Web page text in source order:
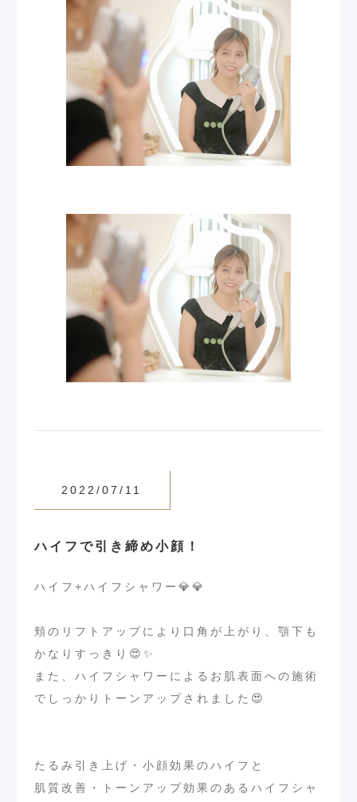
2022/07/11
ハイフで引き締め小顔！
ハイフ+ハイフシャワー💎💎
頬のリフトアップにより口角が上がり、顎下も
かなりすっきり😍✨
また、ハイフシャワーによるお肌表面への施術
でしっかりトーンアップされました😍
たるみ引き上げ・小顔効果のハイフと
肌質改善・トーンアップ効果のあるハイフシャ